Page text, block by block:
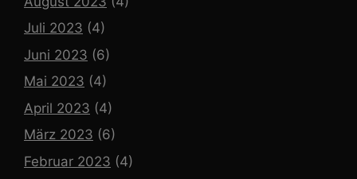
Juli 2023 (4)
Juni 2023 (6)
Mai 2023 (4)
April 2023 (4)
März 2023 (6)
Februar 2023 (4)